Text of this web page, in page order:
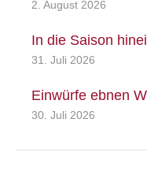
2. August 2026
In die Saison
31. Juli 2026
Einwürfe ebnen
30. Juli 2026